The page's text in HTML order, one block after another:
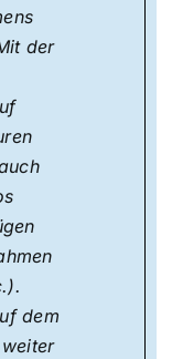
der
dem